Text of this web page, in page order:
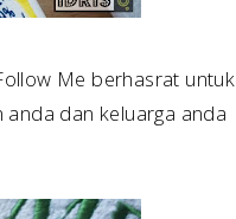
Me berhasrat untuk
dan keluarga anda